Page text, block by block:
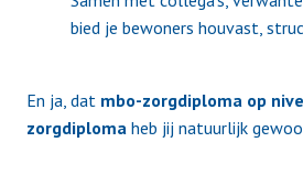
bied je bewoners houvast,
En ja, dat mbo-zorgdiploma op
zorgdiploma heb jij natuurlijk